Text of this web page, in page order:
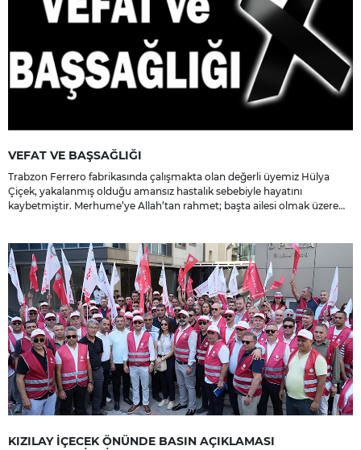
VEFAT VE BAŞSAĞLIĞI
Trabzon Ferrero fabrikasında çalışmakta olan değerli üyemiz Hülya
Çiçek, yakalanmış olduğu amansız hastalık sebebiyle hayatını
kaybetmiştir. Merhume’ye Allah’tan rahmet; başta ailesi olmak üzere
KIZILAY İÇECEK ÖNÜNDE BASIN AÇIKLAMASI